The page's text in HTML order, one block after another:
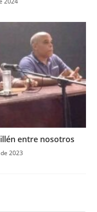
entre nosotros
2023